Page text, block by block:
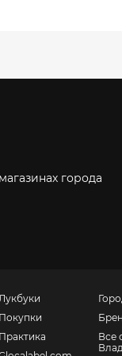
города
Покупки
Практика
Все